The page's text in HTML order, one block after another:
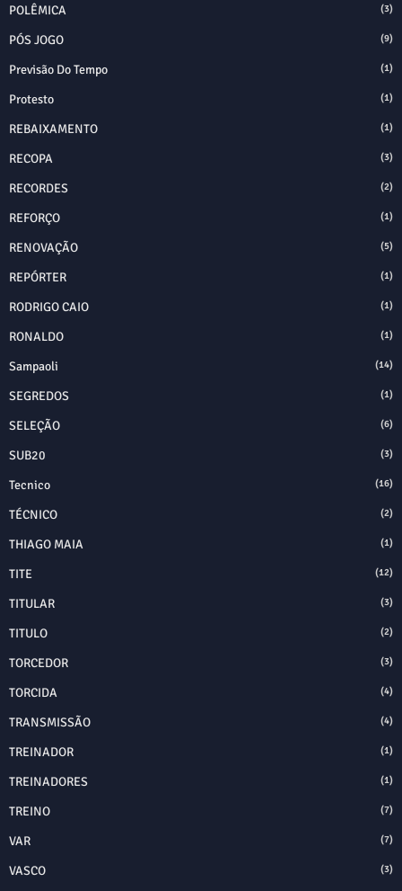
POLÊMICA (3)
PÓS JOGO (9)
Previsão Do Tempo (1)
Protesto (1)
REBAIXAMENTO (1)
RECOPA (3)
RECORDES (2)
REFORÇO (1)
RENOVAÇÃO (5)
REPÓRTER (1)
RODRIGO CAIO (1)
RONALDO (1)
Sampaoli (14)
SEGREDOS (1)
SELEÇÃO (6)
SUB20 (3)
Tecnico (16)
TÉCNICO (2)
THIAGO MAIA (1)
TITE (12)
TITULAR (3)
TITULO (2)
TORCEDOR (3)
TORCIDA (4)
TRANSMISSÃO (4)
TREINADOR (1)
TREINADORES (1)
TREINO (7)
VAR (7)
VASCO (3)